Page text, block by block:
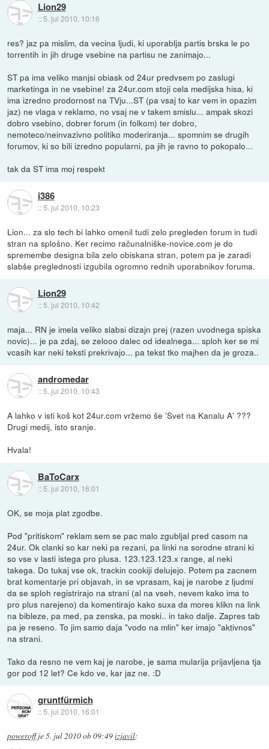
Lion29
:: 5. jul 2010, 10:16
res? jaz pa mislim, da vecina ljudi, ki uporablja partis brska le po
torrentih in jih druge vsebine na partisu ne zanimajo...
ST pa ima veliko manjsi obiask od 24ur predvsem po zaslugi
marketinga in ne vsebine! za 24ur.com stoji cela medijska hisa, ki
ima izredno prodornost na TVju...ST (pa vsaj to kar vem in opazim
jaz) ne vlaga v reklamo, no vsaj ne v takem smislu... ampak skozi
dobro vsebino, dobrer forum (in folkom) ter dobro,
nemoteco/neinvazivno politiko moderiranja... spomnim se drugih
forumov, ki so bili izredno popularni, pa jih je ravno to pokopalo...
tak da ST ima moj respekt
i386
::5. jul 2010, 10:23
Lion... za slo tech bi lahko omenil tudi zelo pregleden forum in tudi
stran na splošno. Ker recimo računalniške-novice.com je do
spremembe designa bila zelo obiskana stran, potem pa je zaradi
slabše preglednosti izgubila ogromno rednih uporabnikov foruma.
Lion29
:: 5. jul 2010, 10:42
maja... RN je imela veliko slabsi dizajn prej (razen uvodnega spiska
novic)... je pa zdaj, se zelooo dalec od idealnega... sploh ker se mi
vcasih kar neki teksti prekrivajo... pa tekst tko majhen da je groza..
andromedar
::5. jul 2010, 10:43
A lahko v isti koš kot 24ur.com vržemo še 'Svet na Kanalu A' ???
Drugi medij, isto sranje.
Hvala!
BaToCarx
:: 5. jul 2010, 16:01
OK, se moja plat zgodbe.
Pod "pritiskom" reklam sem se pac malo zgubljal pred casom na
24ur. Ok clanki so kar neki pa rezani, pa linki na sorodne strani ki
so vse v lasti istega pro plusa. 123.123.123.x range, al neki
takega. Do tukaj vse ok, trackin cookiji delujejo. Potem pa zacnem
brat komentarje pri objavah, in se vprasam, kaj je narobe z ljudmi
da se sploh registrirajo na strani (al na vseh, nevem kako ima to
pro plus narejeno) da komentirajo kako suxa da mores klikn na link
na bibleze, pa med, pa zenska, pa moski.. in tako dalje. Zapres tab
pa je reseno. To jim samo daja "vodo na mlin" ker imajo "aktivnos"
na strani.
Tako da resno ne vem kaj je narobe, je sama mularija prijavljena tja
gor pod 12 let? Ce kdo ve, kar jaz ne. :D
gruntfürmich
::5. jul 2010, 16:01
poweroffje5. jul 2010 ob 09:49izjavil: